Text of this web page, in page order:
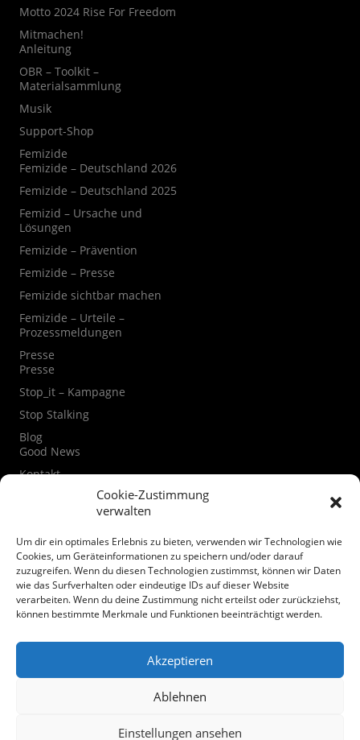
Cookie-Zustimmung
verwalten
Um dir ein optimales Erlebnis zu bieten, verwenden wir Technologien wie
Cookies, um Geräteinformationen zu speichern und/oder darauf
zuzugreifen. Wenn du diesen Technologien zustimmst, können wir Daten
wie das Surfverhalten oder eindeutige IDs auf dieser Website
verarbeiten. Wenn du deine Zustimmung nicht erteilst oder zurückziehst,
können bestimmte Merkmale und Funktionen beeinträchtigt werden.
Akzeptieren
Ablehnen
Einstellungen ansehen
Motto 2024 Rise For Freedom
Mitmachen!
Anleitung
OBR – Toolkit –
Materialsammlung
Musik
Support-Shop
Femizide
Femizide – Deutschland 2026
Femizide – Deutschland 2025
Femizid – Ursache und
Lösungen
Femizide – Prävention
Femizide – Presse
Femizide sichtbar machen
Femizide – Urteile –
Prozessmeldungen
Presse
Presse
Stop_it – Kampagne
Stop Stalking
Blog
Good News
Kontakt
Kontaktformular
Datenschutzerklärung
Cookie-Richtlinie (EU)
Spenden